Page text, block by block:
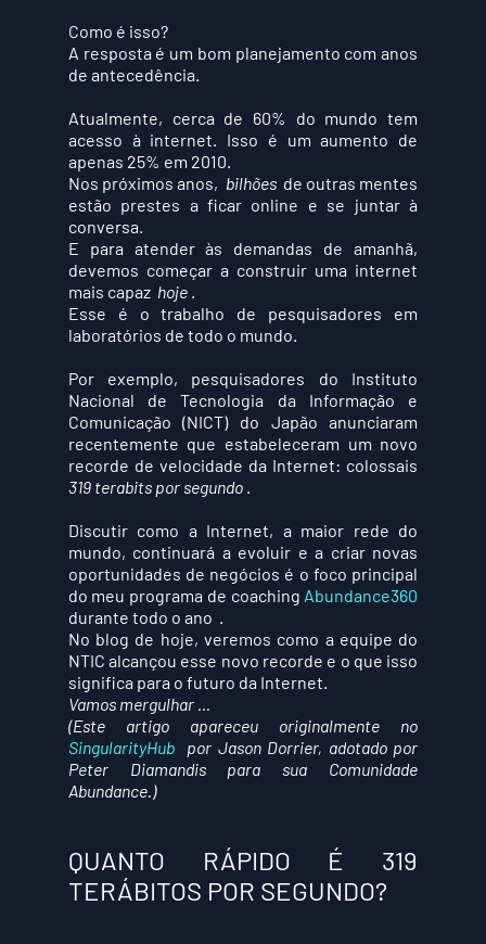
Como é isso?
A resposta é um bom planejamento com anos
de antecedência.
Atualmente, cerca de 60% do mundo tem
acesso à internet. Isso é um aumento de
apenas 25% em 2010.
Nos próximos anos, bilhões
  de outras mentes
estão prestes a ficar online e se juntar à
conversa.
E para atender às demandas de amanhã,
devemos começar a construir uma internet
mais capaz hoje .
Esse é o trabalho de pesquisadores em
laboratórios de todo o mundo.
Por exemplo, pesquisadores do Instituto
Nacional de Tecnologia da Informação e
Comunicação (NICT) do Japão anunciaram
recentemente que estabeleceram um novo
319 terabits por segundo .
Discutir como a Internet, a maior rede do
mundo, continuará a evoluir e a criar novas
oportunidades de negócios é o foco principal
do meu programa de coaching
durante todo o ano  .
No blog de hoje, veremos como a equipe do
NTIC alcançou esse novo recorde e o que isso
significa para o futuro da Internet.
Vamos mergulhar ...
SingularityHub
por Jason Dorrier, adotado por
Peter Diamandis para sua Comunidade
Abundance.)
QUANTO RÁPIDO É 319
TERÁBITOS POR SEGUNDO?